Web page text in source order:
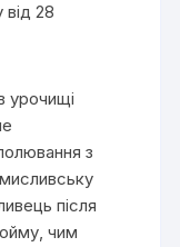
від 28
урочищі
з
після
чим